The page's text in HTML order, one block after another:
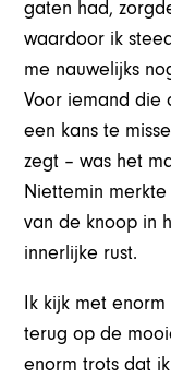
gaten had,
waardoor ik
me nauwelijks
Voor iemand die
een kans te
zegt – was het
Niettemin
van de knoop in
innerlijke rust.
Ik kijk met
terug op de
enorm trots dat